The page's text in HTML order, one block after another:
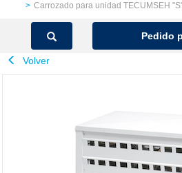
Carrozado para unidad TECUMSEH
Pedido
Volver